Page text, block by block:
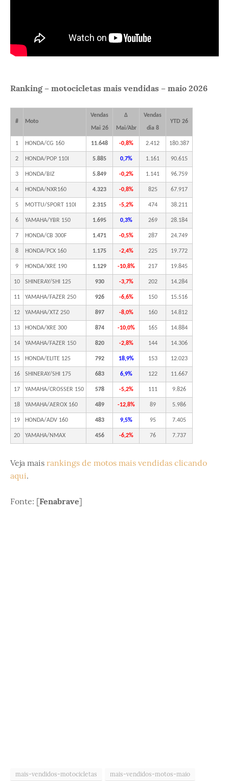
Ranking – motocicletas mais vendidas – maio 2026
# Moto
Vendas
Mai 26
Δ
Mai/Abr
Vendas
dia 8
YTD 26
1 HONDA/CG 160 11.648 -0,8% 2.412 180.387
2 HONDA/POP 110I 5.885 0,7% 1.161 90.615
3 HONDA/BIZ 5.849 -0,2% 1.141 96.759
4 HONDA/NXR160 4.323 -0,8% 825 67.917
5 MOTTU/SPORT 110I 2.315 -5,2% 474 38.211
6 YAMAHA/YBR 150 1.695 0,3% 269 28.184
7 HONDA/CB 300F 1.471 -0,5% 287 24.749
8 HONDA/PCX 160 1.175 -2,4% 225 19.772
9 HONDA/XRE 190 1.129 -10,8% 217 19.845
10 SHINERAY/SHI 125 930 -3,7% 202 14.284
11 YAMAHA/FAZER 250 926 -6,6% 150 15.516
12 YAMAHA/XTZ 250 897 -8,0% 160 14.812
13 HONDA/XRE 300 874 -10,0% 165 14.884
14 YAMAHA/FAZER 150 820 -2,8% 144 14.306
15 HONDA/ELITE 125 792 18,9% 153 12.023
16 SHINERAY/SHI 175 683 6,9% 122 11.667
17 YAMAHA/CROSSER 150 578 -5,2% 111 9.826
18 YAMAHA/AEROX 160 489 -12,8% 89 5.986
19 HONDA/ADV 160 483 9,5% 95 7.405
20 YAMAHA/NMAX 456 -6,2% 76 7.737
Veja mais rankings de motos mais vendidas clicando
aqui.
Fonte: [Fenabrave]
mais-vendidos-motocicletas mais-vendidos-motos-maio